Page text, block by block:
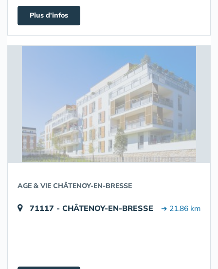
Plus d'infos
AGE & VIE CHÂTENOY-EN-BRESSE
71117 - CHÂTENOY-EN-BRESSE ➔ 21.86 km